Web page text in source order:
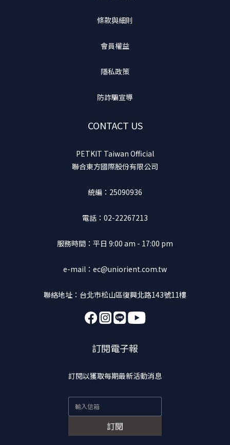
條款與細則
會員權益
隱私政策
防詐騙宣導
CONTACT US
PETKIT Taiwan Official
聯合東方國際股份有限公司
統編：25090936
電話：02-22267213
服務時間：平日 9:00 am - 17:00 pm
e-mail：ec@uniorient.com.tw
聯絡地址：台北市松山區復興北路143號11樓
訂閱電子報
訂閱以獲取每期最新活動消息
訂閱